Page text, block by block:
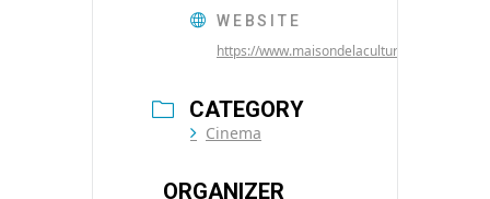
WEBSITE
https://www.maisondelaculture.net/
CATEGORY
Cinema
ORGANIZER